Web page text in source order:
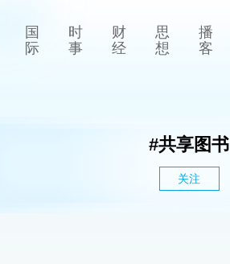
国
际
时
事
财
经
思
想
播
客
#共享图书
关注